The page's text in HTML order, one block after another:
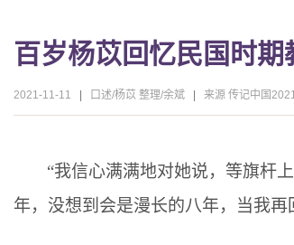
百岁杨苡回忆民国时期
2021-11-11 口述/杨苡 整理/余斌 来源 传记中国
“我信心满满地对她说，等旗杆
年，没想到会是漫长的八年，当我